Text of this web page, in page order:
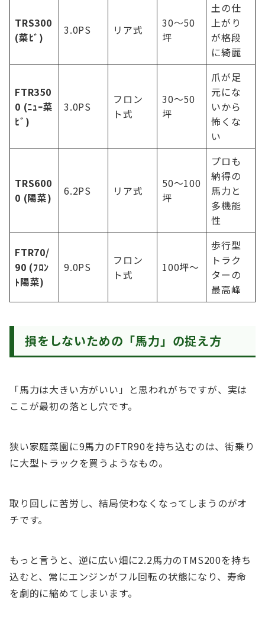
TRS300
(菜ﾋﾞ)
3.0PS リア式
30〜50
坪
土の仕
上がり
が格段
に綺麗
FTR350
0 (ﾆｭｰ菜
ﾋﾞ)
3.0PS
フロン
ト式
30〜50
坪
爪が足
元にな
いから
怖くな
い
TRS600
0 (陽菜)
6.2PS リア式
50〜100
坪
プロも
納得の
馬力と
多機能
性
FTR70/
90 (ﾌﾛﾝ
ﾄ陽菜)
9.0PS
フロン
ト式
100坪〜
歩行型
トラク
ターの
最高峰
損をしないための「馬力」の捉え方
「馬力は大きい方がいい」と思われがちですが、実は
ここが最初の落とし穴です。
狭い家庭菜園に9馬力のFTR90を持ち込むのは、街乗り
に大型トラックを買うようなもの。
取り回しに苦労し、結局使わなくなってしまうのがオ
チです。
もっと言うと、逆に広い畑に2.2馬力のTMS200を持ち
込むと、常にエンジンがフル回転の状態になり、寿命
を劇的に縮めてしまいます。